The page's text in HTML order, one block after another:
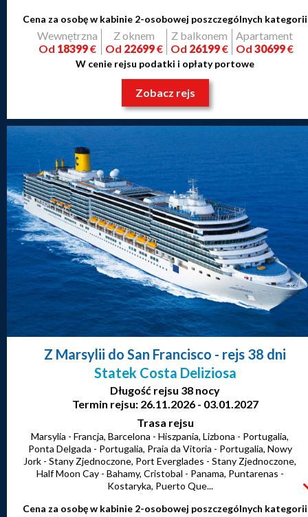
Cena za osobę w kabinie 2-osobowej poszczególnych kategorii
Wewnętrzna
Od 18399€
Z oknem
Od 22699€
Z balkonem
Od 26199€
Apartament
Od 30699€
W cenie rejsu podatki i opłaty portowe
Zobacz rejs
Z Marsylii do San Francisco - rejs 38 dni
Statek Costa Deliziosa
Długość rejsu 38 nocy
Termin rejsu: 26.11.2026 - 03.01.2027
Trasa rejsu
Marsylia - Francja, Barcelona - Hiszpania, Lizbona - Portugalia,
Ponta Delgada - Portugalia, Praia da Vitoria - Portugalia, Nowy
Jork - Stany Zjednoczone, Port Everglades - Stany Zjednoczone,
Half Moon Cay - Bahamy, Cristobal - Panama, Puntarenas -
Kostaryka, Puerto Que...
Cena za osobę w kabinie 2-osobowej poszczególnych kategorii